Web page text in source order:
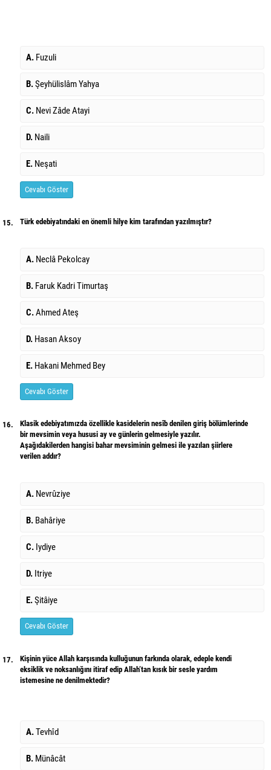
A. Fuzuli
B.Şeyhülislâm Yahya
C. Nevi Zâde Atayi
D. Naili
E. Neşati
Cevabı Göster
15. Türk edebiyatındaki en önemli hilye kim tarafından yazılmıştır?
A. Neclâ Pekolcay
B. Faruk Kadri Timurtaş
C.Ahmed Ateş
D. Hasan Aksoy
E. Hakani Mehmed Bey
Cevabı Göster
16.
Klasik edebiyatımızda özellikle kasidelerin nesîb denilen giriş bölümlerinde
bir mevsimin veya hususi ay ve günlerin gelmesiyle yazılır.
Aşağıdakilerden hangisi bahar mevsiminin gelmesi ile yazılan şiirlere
verilen addır?
A. Nevrûziye
B. Bahâriye
C. Iydiye
D. Itriye
E.Şitâiye
Cevabı Göster
17.
Kişinin yüce Allah karşısında kulluğunun farkında olarak, edeple kendi
eksiklik ve noksanlığını itiraf edip Allah’tan kısık bir sesle yardım
istemesine ne denilmektedir?
A.Tevhîd
B. Münâcât